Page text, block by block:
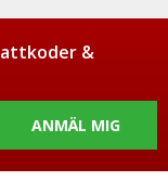
&
ANMÄL MIG